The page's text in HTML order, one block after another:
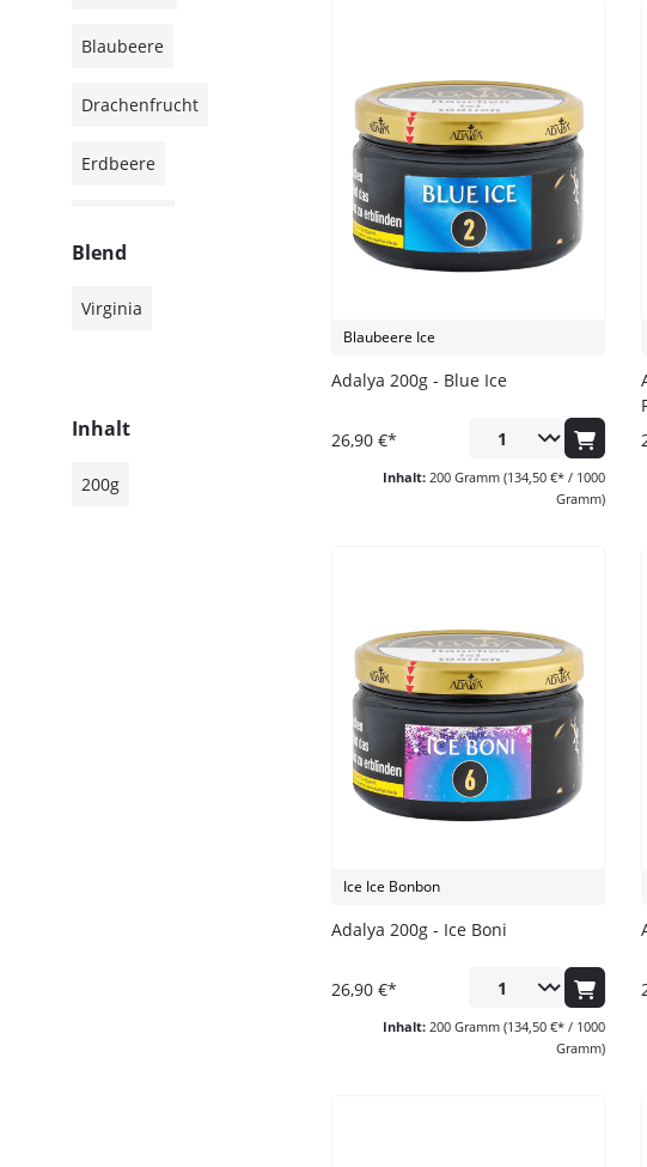
Blaubeere
Drachenfrucht
Erdbeere
Blend
Virginia
Inhalt
200g
Blaubeere Ice
Adalya 200g - Blue Ice
26,90 €*
Inhalt:200 Gramm(134,50 €* / 1000
Gramm)
Ice Ice Bonbon
Adalya 200g - Ice Boni
26,90 €*
Inhalt:200 Gramm(134,50 €* / 1000
Gramm)